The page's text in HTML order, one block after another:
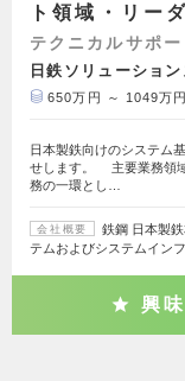
ト領域・リー
テクニカルサポー
日鉄ソリューショ
650万円 ～ 1049万円
日本製鉄向けのシステム
せします。 主要業務領
務の一環とし…
会社概要
鉄鋼 日本製
テムおよびシステムイン
興